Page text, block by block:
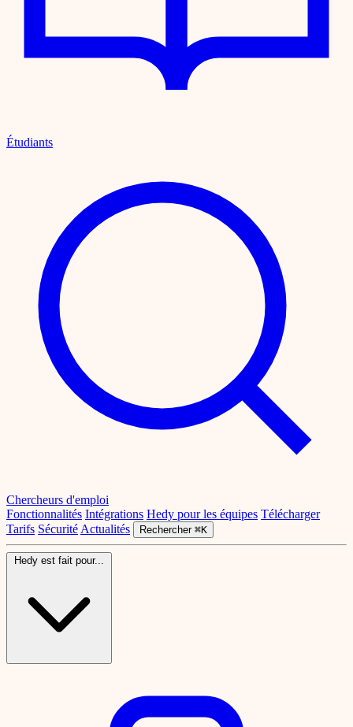
Étudiants
Chercheurs d'emploi
Fonctionnalités Intégrations Hedy pour les équipes Télécharger
Tarifs Sécurité Actualités Rechercher ⌘K
Hedy est fait pour...